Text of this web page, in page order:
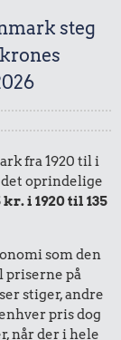
steg
fra 1920 til i
det oprindelige
i 1920 til 135
som den
priserne på
stiger, andre
pris dog
når der i hele